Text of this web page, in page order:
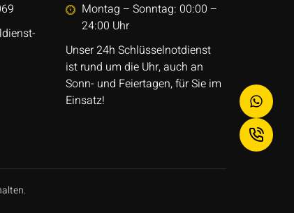
Montag – Sonntag: 00:00 –
24:00 Uhr
Unser 24h Schlüsselnotdienst
ist rund um die Uhr, auch an
Sonn- und Feiertagen, für Sie im
Einsatz!